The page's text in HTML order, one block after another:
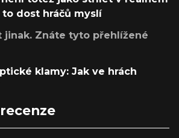
to dost hráčů myslí
jinak. Znáte tyto přehlížené
klamy: Jak ve hrách